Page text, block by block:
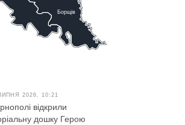
Борщів
2026, 10:21
відкрили
дошку Герою